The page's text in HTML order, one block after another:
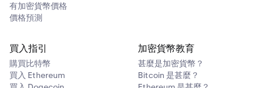
有加密貨幣價格
價格預測
買入指引
購買比特幣
買入 Ethereum
加密貨幣教育
甚麼是加密貨幣？
Bitcoin 是甚麼？